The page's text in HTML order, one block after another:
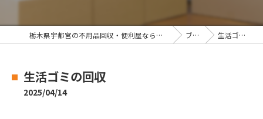
栃木県宇都宮の不用品回収・便利屋なら合同会社ライフサービス ブログ 生活ゴミの回収
生活ゴミの回収
2025/04/14